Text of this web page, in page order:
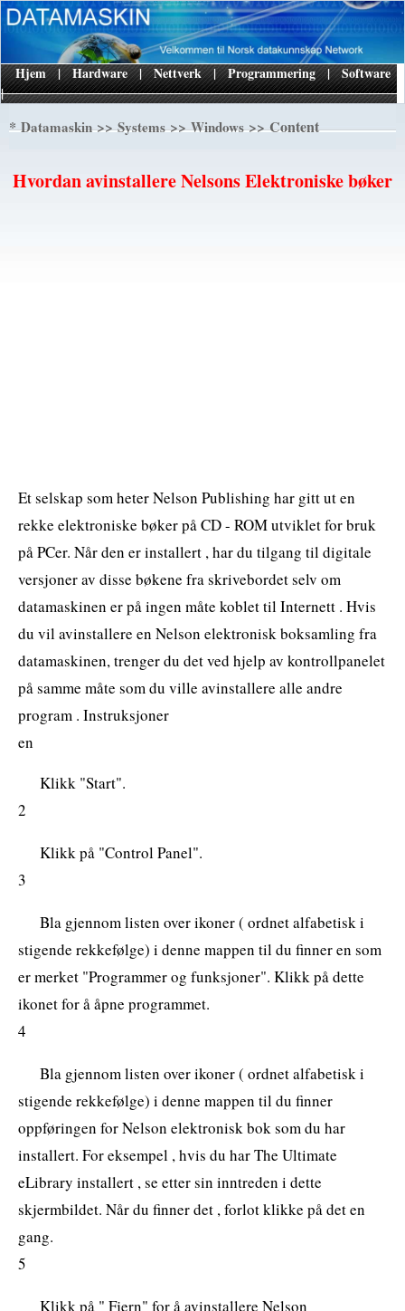
|
Hjem | Hardware | Nettverk | Programmering | Software
*Datamaskin>>Systems>>Windows>> Content
Hvordan avinstallere Nelsons Elektroniske bøker
Et selskap som heter Nelson Publishing har gitt ut en
rekke elektroniske bøker på CD - ROM utviklet for bruk
på PCer. Når den er installert , har du tilgang til digitale
versjoner av disse bøkene fra skrivebordet selv om
datamaskinen er på ingen måte koblet til Internett . Hvis
du vil avinstallere en Nelson elektronisk boksamling fra
datamaskinen, trenger du det ved hjelp av kontrollpanelet
på samme måte som du ville avinstallere alle andre
program . Instruksjoner
en
Klikk "Start".
2
Klikk på "Control Panel".
3
Bla gjennom listen over ikoner ( ordnet alfabetisk i
stigende rekkefølge) i denne mappen til du finner en som
er merket "Programmer og funksjoner". Klikk på dette
ikonet for å åpne programmet.
4
Bla gjennom listen over ikoner ( ordnet alfabetisk i
stigende rekkefølge) i denne mappen til du finner
oppføringen for Nelson elektronisk bok som du har
installert. For eksempel , hvis du har The Ultimate
eLibrary installert , se etter sin inntreden i dette
skjermbildet. Når du finner det , forlot klikke på det en
gang.
5
Klikk på " Fjern" for å avinstallere Nelson